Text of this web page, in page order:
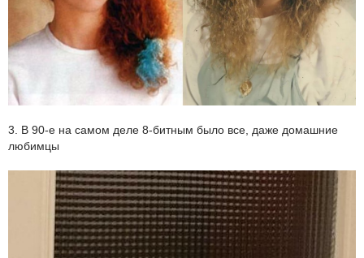
3. В 90-е на самом деле 8-битным было все, даже домашние
любимцы